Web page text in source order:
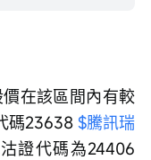
在該區間內有較
碼23638 $騰訊瑞
證代碼為24406